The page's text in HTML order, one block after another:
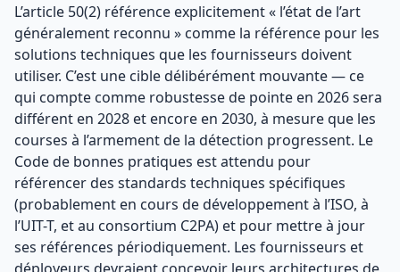
L’article 50(2) référence explicitement « l’état de l’art
généralement reconnu » comme la référence pour les
solutions techniques que les fournisseurs doivent
utiliser. C’est une cible délibérément mouvante — ce
qui compte comme robustesse de pointe en 2026 sera
différent en 2028 et encore en 2030, à mesure que les
courses à l’armement de la détection progressent. Le
Code de bonnes pratiques est attendu pour
référencer des standards techniques spécifiques
(probablement en cours de développement à l’ISO, à
l’UIT-T, et au consortium C2PA) et pour mettre à jour
ses références périodiquement. Les fournisseurs et